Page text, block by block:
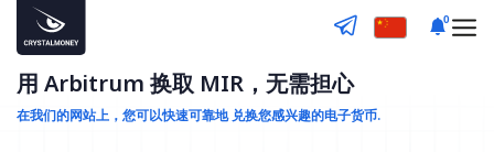
0
用 Arbitrum 换取 MIR，无需担心
在我们的网站上，您可以快速可靠地 兑换您感兴趣的电子货币.